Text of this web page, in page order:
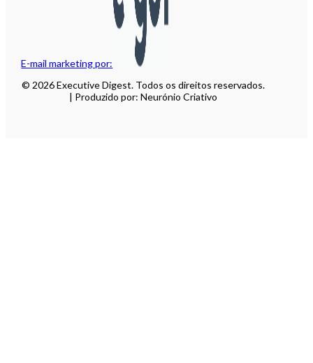
E-mail marketing por:
© 2026 Executive Digest. Todos os direitos reservados.
| Produzido por: Neurónio Criativo